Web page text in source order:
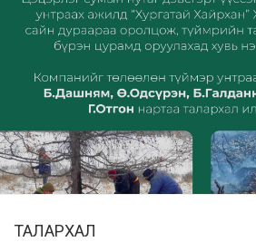
ТАЛАРХАЛ